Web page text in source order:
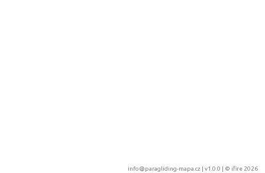
info@paragliding-mapa.cz | v1.0.0 | © ifire 2026